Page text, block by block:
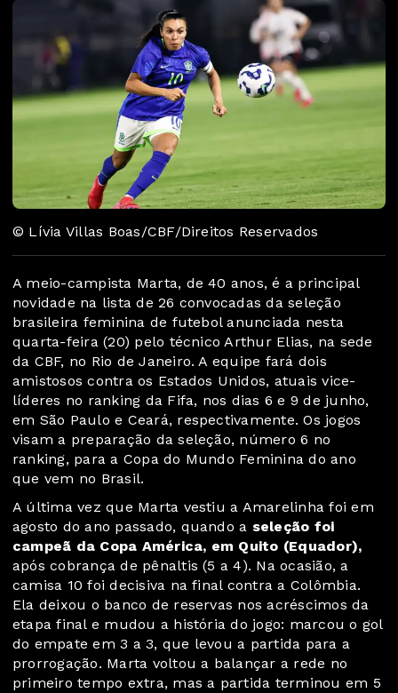
© Lívia Villas Boas/CBF/Direitos Reservados
A meio-campista Marta, de 40 anos, é a principal
novidade na lista de 26 convocadas da seleção
brasileira feminina de futebol anunciada nesta
quarta-feira (20) pelo técnico Arthur Elias, na sede
da CBF, no Rio de Janeiro. A equipe fará dois
amistosos contra os Estados Unidos, atuais vice-
líderes no ranking da Fifa, nos dias 6 e 9 de junho,
em São Paulo e Ceará, respectivamente. Os jogos
visam a preparação da seleção, número 6 no
ranking, para a Copa do Mundo Feminina do ano
que vem no Brasil.
A última vez que Marta vestiu a Amarelinha foi em
agosto do ano passado, quando a seleção foi
campeã da Copa América, em Quito (Equador),
após cobrança de pênaltis (5 a 4). Na ocasião, a
camisa 10 foi decisiva na final contra a Colômbia.
Ela deixou o banco de reservas nos acréscimos da
etapa final e mudou a história do jogo: marcou o gol
do empate em 3 a 3, que levou a partida para a
prorrogação. Marta voltou a balançar a rede no
primeiro tempo extra, mas a partida terminou em 5